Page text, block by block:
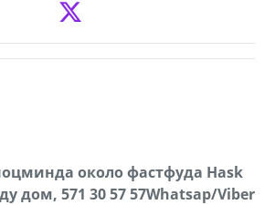
около фастфуда Hask
дом, 571 30 57 57Whatsap/Viber
марки Prado,571 30 57
57Whatsap/Viber